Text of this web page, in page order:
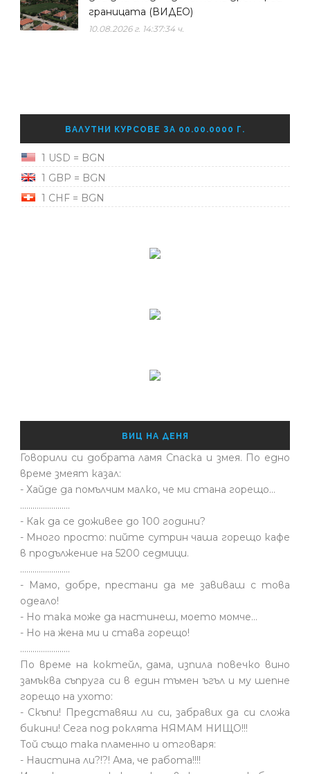
границата (ВИДЕО)
10.08.2026 г. 14:37:34 ч.
ВАЛУТНИ КУРСОВЕ ЗА 00.00.0000 Г.
1 USD = BGN
1 GBP = BGN
1 CHF = BGN
ВИЦ НА ДЕНЯ
Говорили си добрата ламя Спаска и змея. По едно
време змеят казал:
- Хайде да помълчим малко, че ми стана горещо...
........................
- Как да се доживее до 100 години?
- Много просто: пийте сутрин чаша горещо кафе
в продължение на 5200 седмици.
........................
- Мамо, добре, престани да ме завиваш с това
одеало!
- Но така може да настинеш, моето момче…
- Но на жена ми и става горещо!
........................
По време на коктейл, дама, изпила повечко вино
замъква съпруга си в един тъмен ъгъл и му шепне
горещо на ухото:
- Скъпи! Представяш ли си, забравих да си сложа
бикини! Сега под роклята НЯМАМ НИЩО!!!
Той също така пламенно и отговаря:
- Наистина ли?!?! Ама, че работа!!!!